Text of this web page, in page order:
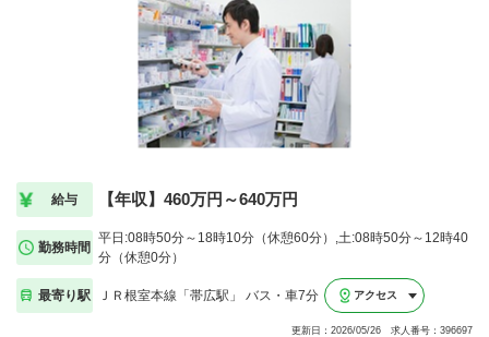
給与 【年収】460万円～640万円
勤務時間
平日:08時50分～18時10分（休憩60分）,土:08時50分～12時40
分（休憩0分）
最寄り駅 ＪＲ根室本線「帯広駅」 バス・車7分 アクセス
更新日：2026/05/26 求人番号：396697